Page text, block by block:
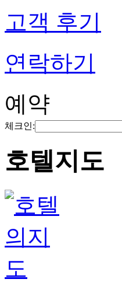
고객 후기
연락하기
예약
체크인:
호텔지도